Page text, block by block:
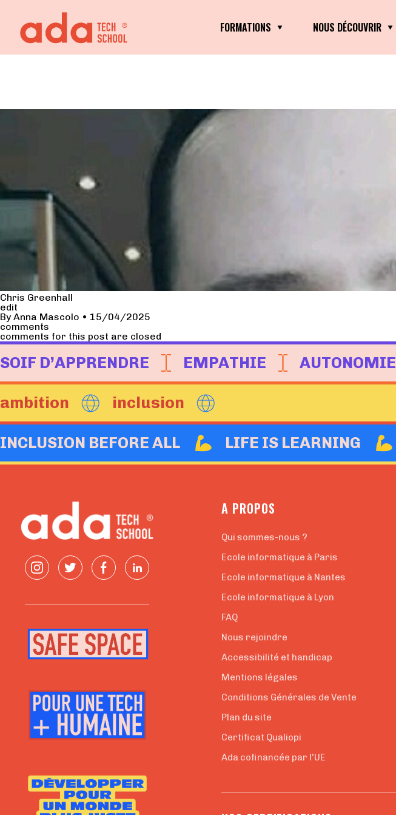
FORMATIONS NOUS DÉCOUVRIR
Chris Greenhall
edit
ByAnna Mascolo • 15/04/2025
comments
comments for this post are closed
SOIF D’APPRENDRE EMPATHIE AUTONOMIE
ambition inclusion
INCLUSION BEFORE ALL LIFE IS LEARNING
A PROPOS
Qui sommes-nous ?
Ecole informatique à Paris
Ecole informatique à Nantes
Ecole informatique à Lyon
FAQ
Nous rejoindre
Accessibilité et handicap
Mentions légales
Conditions Générales de Vente
Plan du site
Certificat Qualiopi
Ada cofinancée par l'UE